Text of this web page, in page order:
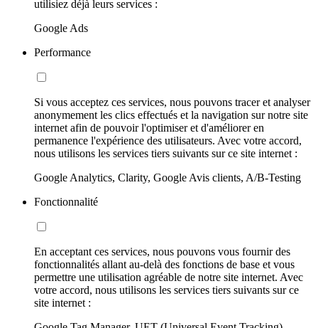
utilisiez déjà leurs services :
Google Ads
Performance
Si vous acceptez ces services, nous pouvons tracer et analyser
anonymement les clics effectués et la navigation sur notre site
internet afin de pouvoir l'optimiser et d'améliorer en
permanence l'expérience des utilisateurs. Avec votre accord,
nous utilisons les services tiers suivants sur ce site internet :
Google Analytics, Clarity, Google Avis clients, A/B-Testing
Fonctionnalité
En acceptant ces services, nous pouvons vous fournir des
fonctionnalités allant au-delà des fonctions de base et vous
permettre une utilisation agréable de notre site internet. Avec
votre accord, nous utilisons les services tiers suivants sur ce
site internet :